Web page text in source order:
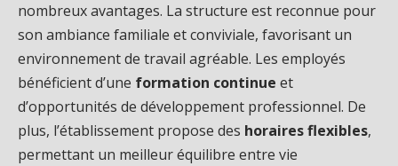
nombreux avantages. La structure est reconnue pour
son ambiance familiale et conviviale, favorisant un
environnement de travail agréable. Les employés
bénéficient d’une formation continue et
d’opportunités de développement professionnel. De
plus, l’établissement propose des horaires flexibles,
permettant un meilleur équilibre entre vie